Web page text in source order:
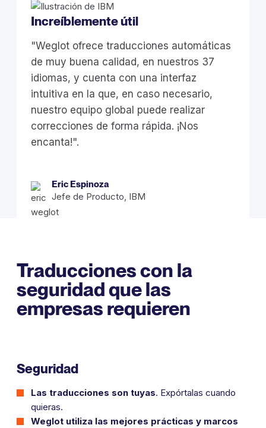
Increíblemente útil
"Weglot ofrece traducciones automáticas
de muy buena calidad, en nuestros 37
idiomas, y cuenta con una interfaz
intuitiva en la que, en caso necesario,
nuestro equipo global puede realizar
correcciones de forma rápida. ¡Nos
encanta!".
Eric Espinoza
Jefe de Producto, IBM
Traducciones con la
seguridad que las
empresas requieren
Seguridad
Las traducciones son tuyas. Expórtalas cuando
quieras.
Weglot utiliza las mejores prácticas y marcos